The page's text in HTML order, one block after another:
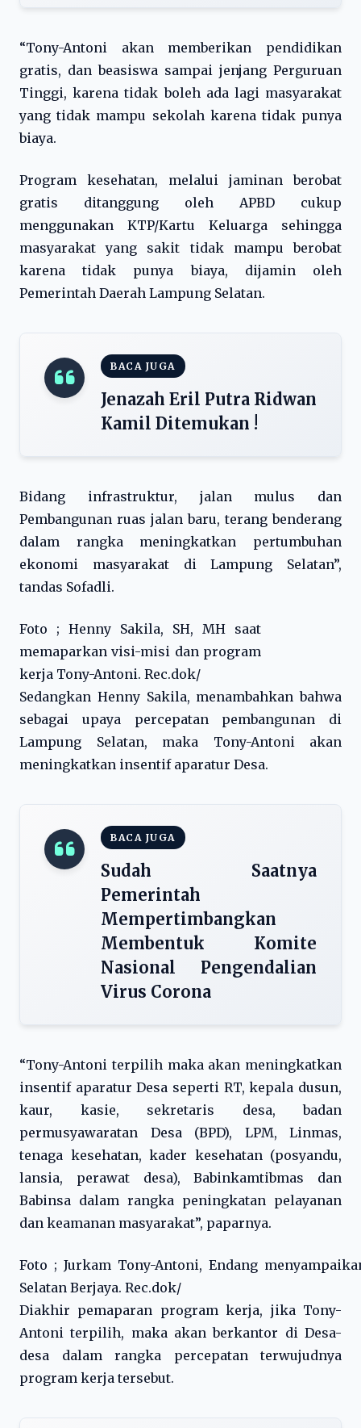
“Tony-Antoni akan memberikan pendidikan
gratis, dan beasiswa sampai jenjang Perguruan
Tinggi, karena tidak boleh ada lagi masyarakat
yang tidak mampu sekolah karena tidak punya
biaya.
Program kesehatan, melalui jaminan berobat
gratis ditanggung oleh APBD cukup
menggunakan KTP/Kartu Keluarga sehingga
masyarakat yang sakit tidak mampu berobat
karena tidak punya biaya, dijamin oleh
Pemerintah Daerah Lampung Selatan.
BACA JUGA
Jenazah Eril Putra Ridwan
Kamil Ditemukan !
Bidang infrastruktur, jalan mulus dan
Pembangunan ruas jalan baru, terang benderang
dalam rangka meningkatkan pertumbuhan
ekonomi masyarakat di Lampung Selatan”,
tandas Sofadli.
Foto ; Henny Sakila, SH, MH saat
memaparkan visi-misi dan program
kerja Tony-Antoni. Rec.dok/
Sedangkan Henny Sakila, menambahkan bahwa
sebagai upaya percepatan pembangunan di
Lampung Selatan, maka Tony-Antoni akan
meningkatkan insentif aparatur Desa.
BACA JUGA
Sudah Saatnya
Pemerintah
Mempertimbangkan
Membentuk Komite
Nasional Pengendalian
Virus Corona
“Tony-Antoni terpilih maka akan meningkatkan
insentif aparatur Desa seperti RT, kepala dusun,
kaur, kasie, sekretaris desa, badan
permusyawaratan Desa (BPD), LPM, Linmas,
tenaga kesehatan, kader kesehatan (posyandu,
lansia, perawat desa), Babinkamtibmas dan
Babinsa dalam rangka peningkatan pelayanan
dan keamanan masyarakat”, paparnya.
Foto ; Jurkam Tony-Antoni, Endang
Selatan Berjaya. Rec.dok/
Diakhir pemaparan program kerja, jika Tony-
Antoni terpilih, maka akan berkantor di Desa-
desa dalam rangka percepatan terwujudnya
program kerja tersebut.